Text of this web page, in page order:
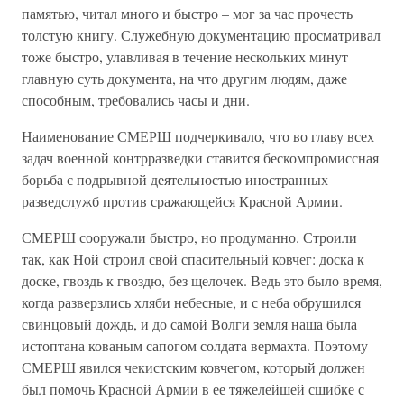
памятью, читал много и быстро – мог за час прочесть
толстую книгу. Служебную документацию просматривал
тоже быстро, улавливая в течение нескольких минут
главную суть документа, на что другим людям, даже
способным, требовались часы и дни.
Наименование СМЕРШ подчеркивало, что во главу всех
задач военной контрразведки ставится бескомпромиссная
борьба с подрывной деятельностью иностранных
разведслужб против сражающейся Красной Армии.
СМЕРШ сооружали быстро, но продуманно. Строили
так, как Ной строил свой спасительный ковчег: доска к
доске, гвоздь к гвоздю, без щелочек. Ведь это было время,
когда разверзлись хляби небесные, и с неба обрушился
свинцовый дождь, и до самой Волги земля наша была
истоптана кованым сапогом солдата вермахта. Поэтому
СМЕРШ явился чекистским ковчегом, который должен
был помочь Красной Армии в ее тяжелейшей сшибке с